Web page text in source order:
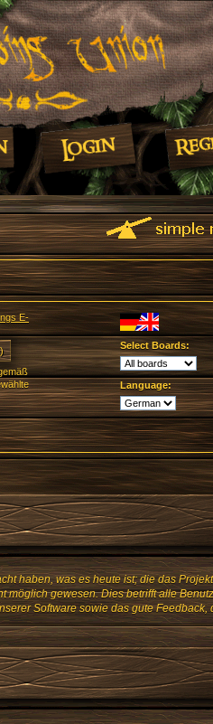
E-
Select Boards:
Language:
haben, was es heute ist; die das
gewesen. Dies betrifft alle
Software sowie das gute